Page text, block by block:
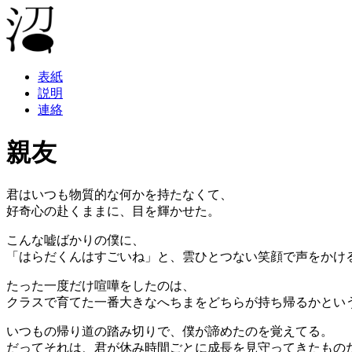
表紙
説明
連絡
親友
君はいつも物質的な何かを持たなくて、
好奇心の赴くままに、目を輝かせた。
こんな嘘ばかりの僕に、
「はらだくんはすごいね」と、雲ひとつない笑顔で声をかけ
たった一度だけ喧嘩をしたのは、
クラスで育てた一番大きなへちまをどちらが持ち帰るかとい
いつもの帰り道の踏み切りで、僕が諦めたのを覚えてる。
だってそれは、君が休み時間ごとに成長を見守ってきたもの